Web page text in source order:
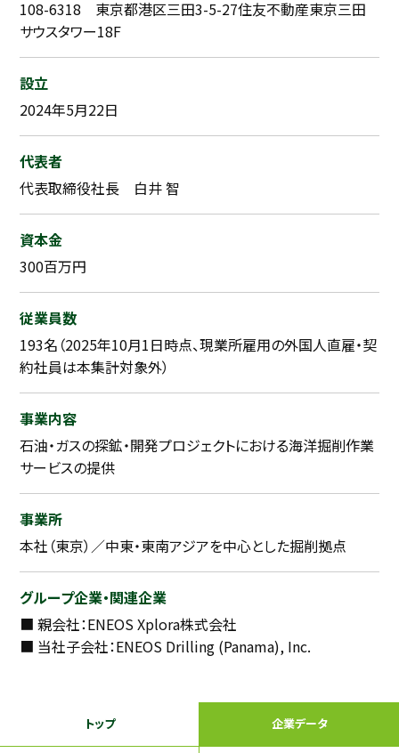
108-6318 東京都港区三田3-5-27住友不動産東京三田
サウスタワー18F
設立
2024年5月22日
代表者
代表取締役社長 白井 智
資本金
300百万円
従業員数
193名（2025年10月1日時点、現業所雇用の外国人直雇・契
約社員は本集計対象外）
事業内容
石油・ガスの探鉱・開発プロジェクトにおける海洋掘削作業
サービスの提供
事業所
本社（東京）／中東・東南アジアを中心とした掘削拠点
グループ企業・関連企業
■ 親会社：ENEOS Xplora株式会社
■ 当社子会社：ENEOS Drilling (Panama), Inc.
トップ 企業データ